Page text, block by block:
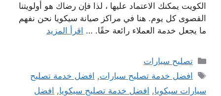
الكويت يمكنك الاعتماد عليها ، لذا فإن رضاك ​​هو أولويتنا
القصوى كل يوم. هنا في مراكز صيانة سيكويا نحن نفهم
ما يجعل خدمة العملاء رائعة حقًا. … اقرأ المزيد
التصنيفات
تصليح سيارات
الوسوم
افضل خدمة تصليح سيارات, افضل خدمة تصليح
سيارات سيكويا, افضل خدمة تصليح سيكويا, افضل